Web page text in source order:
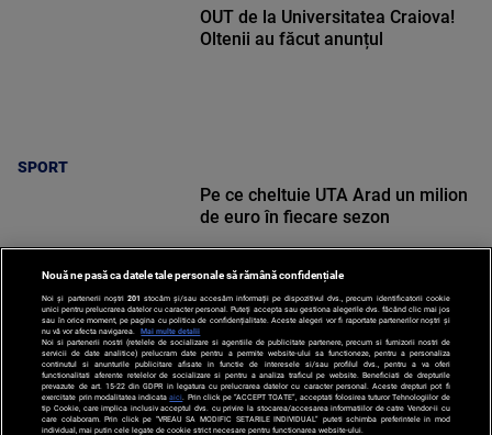
SPORT
OUT de la Universitatea Craiova!
Oltenii au făcut anunțul
SPORT
Pe ce cheltuie UTA Arad un milion
de euro în fiecare sezon
Nouă ne pasă ca datele tale personale să rămână confidențiale
Noi și partenerii noștri 201 stocăm și/sau accesăm informații pe dispozitivul dvs., precum identificatorii cookie
unici pentru prelucrarea datelor cu caracter personal. Puteți accepta sau gestiona alegerile dvs. făcând clic mai jos
sau în orice moment, pe pagina cu politica de confidențialitate. Aceste alegeri vor fi raportate partenerilor noștri și
nu vă vor afecta navigarea.
Mai multe detalii
Noi si partenerii nostri (retelele de socializare si agentiile de publicitate partenere, precum si furnizorii nostri de
servicii de date analitice) prelucram date pentru a permite website-ului sa functioneze, pentru a personaliza
continutul si anunturile publicitare afisate in functie de interesele si/sau profilul dvs., pentru a va oferi
functionalitati aferente retelelor de socializare si pentru a analiza traficul pe website. Beneficiati de drepturile
prevazute de art. 15-22 din GDPR in legatura cu prelucrarea datelor cu caracter personal. Aceste drepturi pot fi
exercitate prin modalitatea indicataaici . Prin click pe “ACCEPT TOATE”, acceptati folosirea tuturor Tehnologiilor de
tip Cookie, care implica inclusiv acceptul dvs. cu privire la stocarea/accesarea informatiilor de catre Vendor-ii cu
care colaboram. Prin click pe “VREAU SA MODIFIC SETARILE INDIVIDUAL” puteti schimba preferintele in mod
individual, mai putin cele legate de cookie strict necesare pentru functionarea website-ului.